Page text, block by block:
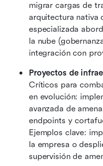
migrar cargas de
arquitectura nativa
especializada
la nube
integración con
Proyectos de
Críticos para
en evolución:
avanzada de
endpoints y
Ejemplos clave:
la empresa o
supervisión de